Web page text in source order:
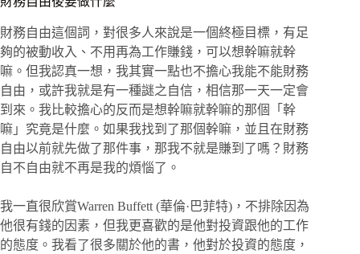
財務自由這個詞，對很多人來說是一個終極目標，有足
夠的被動收入、不用再為工作賺錢，可以想幹嘛就幹
嘛。但我認真一想，我其實一點也不擔心我能不能財務
自由，或許我就是有一種謎之自信，相信那一天一定會
到來。我比較擔心的反而是想幹嘛就幹嘛的那個「幹
嘛」究竟是什麼。如果我找到了那個幹嘛，並且在財務
自由以前就先做了那件事，那我不就是賺到了嗎？財務
自不自由就不再是我的煩惱了。
我一直很欣賞Warren Buffett (華倫·巴菲特)，不排除因為
他很有錢的因素，但我更喜歡的是他對投資跟他的工作
的態度。我看了很多關於他的書，他對於投資的態度，